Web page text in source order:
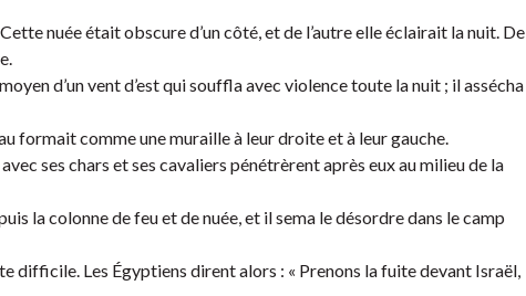
nuée était obscure d’un côté, et de l’autre elle éclairait la nuit. De
d’un vent d’est qui souffla avec violence toute la nuit ; il assécha
formait comme une muraille à leur droite et à leur gauche.
ses chars et ses cavaliers pénétrèrent après eux au milieu de la
la colonne de feu et de nuée, et il sema le désordre dans le camp
difficile. Les Égyptiens dirent alors : « Prenons la fuite devant Israël,